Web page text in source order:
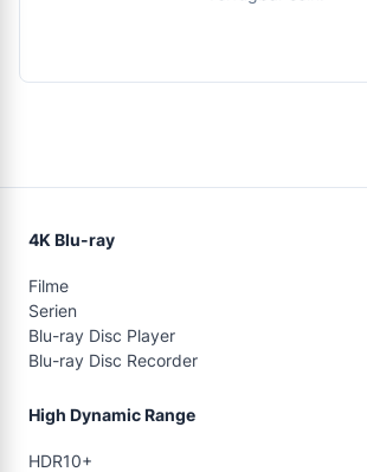
4K Blu-ray
Filme
Serien
Blu-ray Disc Player
Blu-ray Disc Recorder
High Dynamic Range
HDR10+